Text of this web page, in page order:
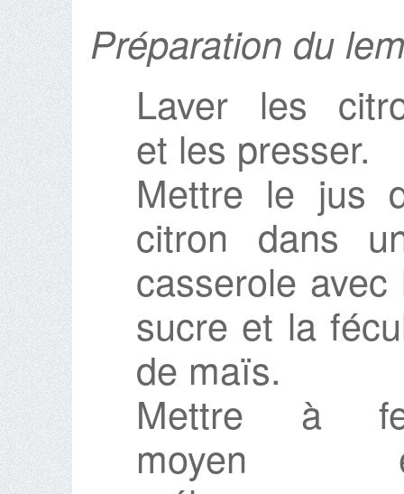
Préparation du
Laver les
et les presser.
Mettre le jus
citron dans
casserole avec
sucre et la
de maïs.
Mettre à
moyen